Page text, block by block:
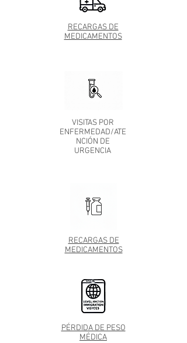
RECARGAS DE
MEDICAMENTOS
VISITAS POR
ENFERMEDAD/ATE
NCIÓN DE
URGENCIA
RECARGAS DE
MEDICAMENTOS
PÉRDIDA DE PESO
MÉDICA